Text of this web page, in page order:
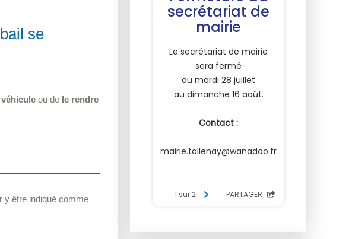
se
ou de le rendre
y être indiqué comme